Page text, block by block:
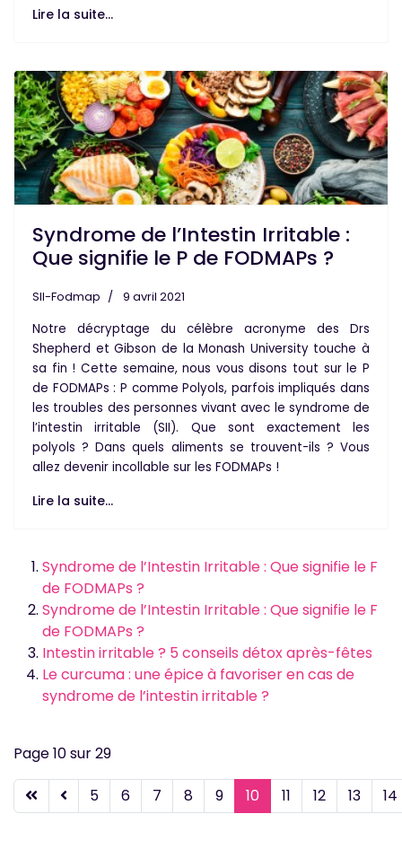
Lire la suite...
Syndrome de l’Intestin Irritable :
Que signifie le P de FODMAPs ?
SII-Fodmap
9 avril 2021
Notre décryptage du célèbre acronyme des Drs
Shepherd et Gibson de la Monash University touche à
sa fin ! Cette semaine, nous vous disons tout sur le P
de FODMAPs : P comme Polyols, parfois impliqués dans
les troubles des personnes vivant avec le syndrome de
l’intestin irritable (SII). Que sont exactement les
polyols ? Dans quels aliments se trouvent-ils ? Vous
allez devenir incollable sur les FODMAPs !
Lire la suite...
Syndrome de l’Intestin Irritable : Que signifie le F
de FODMAPs ?
Syndrome de l’Intestin Irritable : Que signifie le F
de FODMAPs ?
Intestin irritable ? 5 conseils détox après-fêtes
Le curcuma : une épice à favoriser en cas de
syndrome de l’intestin irritable ?
Page 10 sur 29
5 6 7 8 9 10 11 12 13 14